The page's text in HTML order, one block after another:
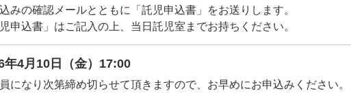
みの確認メールとともに「託児申込書」をお送りします。
児申込書」はご記入の上、当日託児室までお持ちください。
年4月10日（金）17:00
になり次第締め切らせて頂きますので、お早めにお申込みください。